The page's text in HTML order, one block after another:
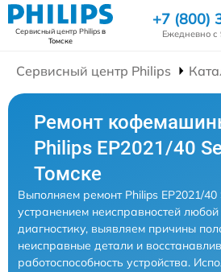
Сервисный центр Philipsв
Томске
+7 (800)
Ежедневно
Сервисный центр Philips
Ремонт
Philips EP2021/40
Томске
Выполняем ремонт Philips EP2021/40
устранением неисправностей
диагностику, выявляем причины
неисправные детали и
работоспособность устройства.